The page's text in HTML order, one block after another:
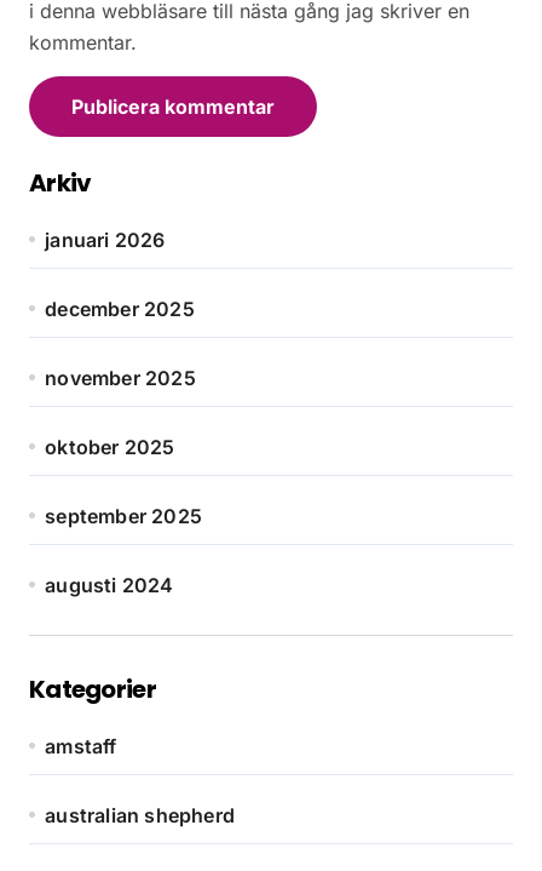
i denna webbläsare till nästa gång jag skriver en
kommentar.
Arkiv
januari 2026
december 2025
november 2025
oktober 2025
september 2025
augusti 2024
Kategorier
amstaff
australian shepherd